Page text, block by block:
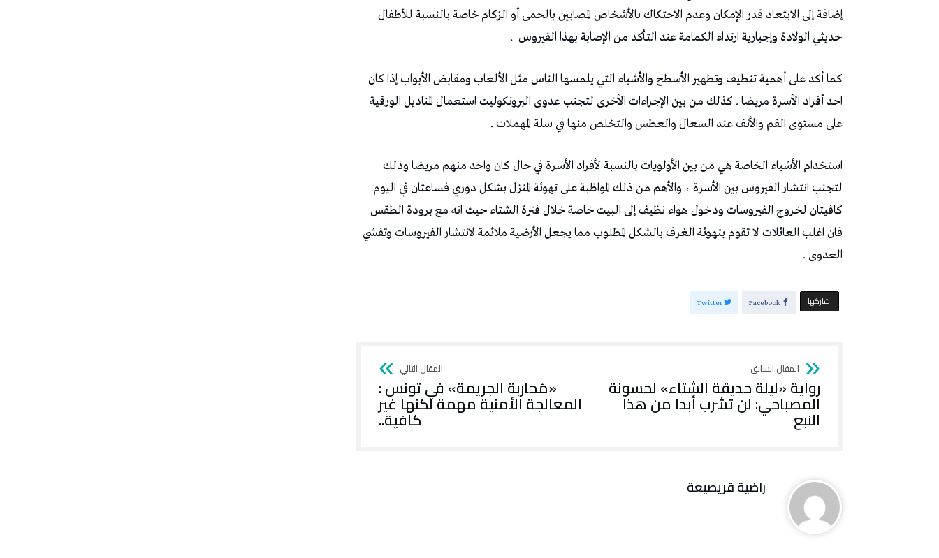
إضافة إلى الابتعاد قدر الإمكان وعدم الاحتكاك بالأشخاص المصابين بالحمى أو الزكام خاصة بالنسبة للأطفال
حديثي الولادة وإجبارية ارتداء الكمامة عند التأكد من الإصابة بهذا الفيروس .
كما أكد على أهمية تنظيف وتطهير الأسطح والأشياء التي يلمسها الناس مثل الألعاب ومقابض الأبواب إذا كان
احد أفراد الأسرة مريضا . كذلك من بين الإجراءات الأخرى لتجنب عدوى البرونكوليت استعمال المناديل الورقية
على مستوى الفم والأنف عند السعال والعطس والتخلص منها في سلة المهملات .
استخدام الأشياء الخاصة هي من بين الأولويات بالنسبة لأفراد الأسرة في حال كان واحد منهم مريضا وذلك
لتجنب انتشار الفيروس بين الأسرة ، والأهم من ذلك المواظبة على تهوئة المنزل بشكل دوري فساعتان في اليوم
كافيتان لخروج الفيروسات ودخول هواء نظيف إلى البيت خاصة خلال فترة الشتاء حيث انه مع برودة الطقس
فان اغلب العائلات لا تقوم بتهوئة الغرف بالشكل المطلوب مما يجعل الأرضية ملائمة لانتشار الفيروسات وتفشي
العدوى .
‫‫ شاركها‬ Facebook
Twitter
رواية «ليلة حديقة الشتاء» لحسونة
المصباحي: لن تشرب أبدا من هذا
النبع
«مُحاربة الجريمة» في تونس :
المعالجة الأمنية مهمة لكنها غير
كافية..
راضية قريصيعة